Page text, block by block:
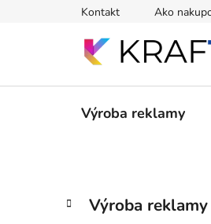
Kontakt Ako
Výroba reklamy
BPreskočiť
kategórie
K
a
Výroba reklamy